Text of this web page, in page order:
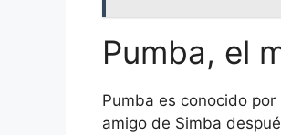
Pumba, el
Pumba es conocido
amigo de Simba